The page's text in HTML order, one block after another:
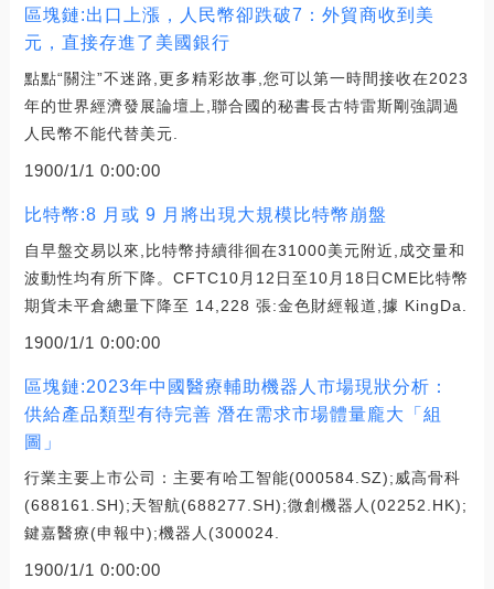
區塊鏈:出口上漲，人民幣卻跌破7：外貿商收到美
元，直接存進了美國銀行
點點“關注”不迷路,更多精彩故事,您可以第一時間接收在2023
年的世界經濟發展論壇上,聯合國的秘書長古特雷斯剛強調過
人民幣不能代替美元.
1900/1/1 0:00:00
比特幣:8 月或 9 月將出現大規模比特幣崩盤
自早盤交易以來,比特幣持續徘徊在31000美元附近,成交量和
波動性均有所下降。CFTC10月12日至10月18日CME比特幣
期貨未平倉總量下降至 14,228 張:金色財經報道,據 KingDa.
1900/1/1 0:00:00
區塊鏈:2023年中國醫療輔助機器人市場現狀分析：
供給產品類型有待完善 潛在需求市場體量龐大「組
圖」
行業主要上市公司：主要有哈工智能(000584.SZ);威高骨科
(688161.SH);天智航(688277.SH);微創機器人(02252.HK);
鍵嘉醫療(申報中);機器人(300024.
1900/1/1 0:00:00